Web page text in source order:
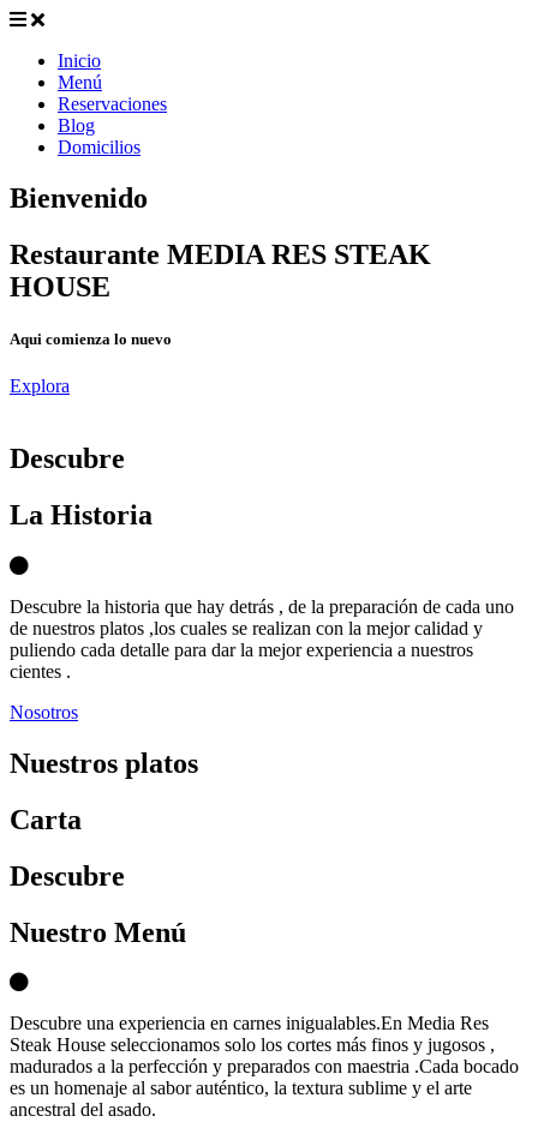
Inicio
Menú
Reservaciones
Blog
Domicilios
Bienvenido
Restaurante MEDIA RES STEAK
HOUSE
Aqui comienza lo nuevo
Explora
Descubre
La Historia
Descubre la historia que hay detrás , de la preparación de cada uno
de nuestros platos ,los cuales se realizan con la mejor calidad y
puliendo cada detalle para dar la mejor experiencia a nuestros
cientes .
Nosotros
Nuestros platos
Carta
Descubre
Nuestro Menú
Descubre una experiencia en carnes inigualables.En Media Res
Steak House seleccionamos solo los cortes más finos y jugosos ,
madurados a la perfección y preparados con maestria .Cada bocado
es un homenaje al sabor auténtico, la textura sublime y el arte
ancestral del asado.